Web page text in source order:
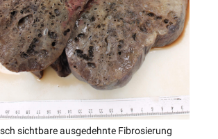
sichtbare ausgedehnte Fibrosierung